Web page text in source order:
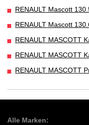
RENAULT Mascott
RENAULT Mascott
RENAULT MASCOTT
RENAULT MASCOTT
RENAULT MASCOTT
Alle Marken: